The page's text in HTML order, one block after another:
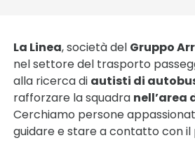
La Linea, società del Gruppo
nel settore del trasporto
alla ricerca di autisti di
rafforzare la squadra nell’area
Cerchiamo persone
guidare e stare a contatto con il